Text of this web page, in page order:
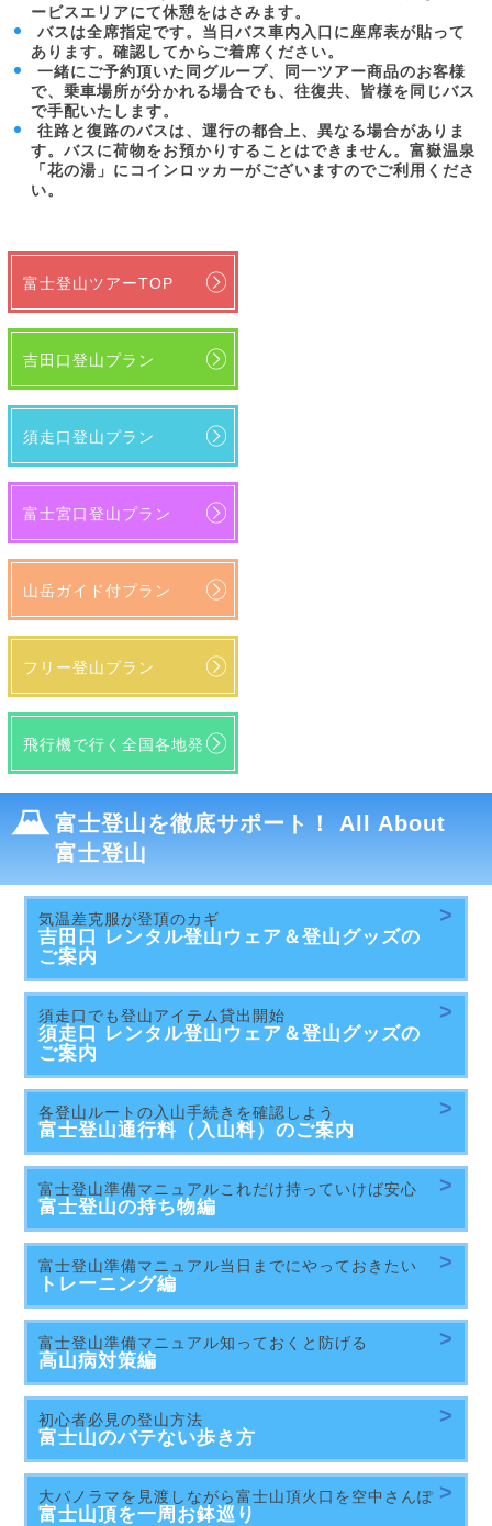
ービスエリアにて休憩をはさみます。
バスは全席指定です。当日バス車内入口に座席表が貼って
あります。確認してからご着席ください。
一緒にご予約頂いた同グループ、同一ツアー商品のお客様
で、乗車場所が分かれる場合でも、往復共、皆様を同じバス
で手配いたします。
往路と復路のバスは、運行の都合上、異なる場合がありま
す。バスに荷物をお預かりすることはできません。富嶽温泉
「花の湯」にコインロッカーがございますのでご利用くださ
い。
富士登山ツアーTOP
吉田口登山プラン
須走口登山プラン
富士宮口登山プラン
山岳ガイド付プラン
フリー登山プラン
飛行機で行く全国各地発
富士登山を徹底サポート！ All About
富士登山
気温差克服が登頂のカギ
吉田口 レンタル登山ウェア＆登山グッズの
ご案内
須走口でも登山アイテム貸出開始
須走口 レンタル登山ウェア＆登山グッズの
ご案内
各登山ルートの入山手続きを確認しよう
富士登山通行料（入山料）のご案内
富士登山準備マニュアルこれだけ持っていけば安心
富士登山の持ち物編
富士登山準備マニュアル当日までにやっておきたい
トレーニング編
富士登山準備マニュアル知っておくと防げる
高山病対策編
初心者必見の登山方法
富士山のバテない歩き方
大パノラマを見渡しながら富士山頂火口を空中さんぽ
富士山頂を一周 お鉢巡り